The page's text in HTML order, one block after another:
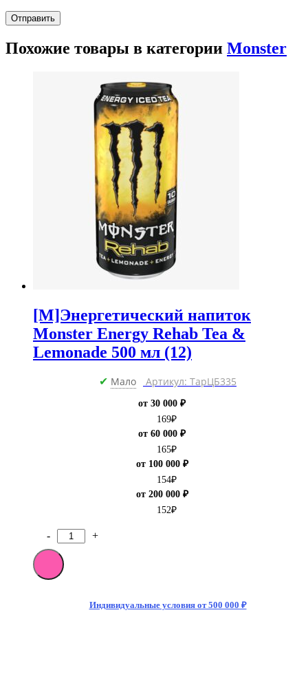
Похожие товары в категории Monster
[M]Энергетический напиток
Monster Energy Rehab Tea &
Lemonade 500 мл (12)
✔ Мало Артикул: ТарЦБ335
от 30 000 ₽
169₽
от 60 000 ₽
165₽
от 100 000 ₽
154₽
от 200 000 ₽
152₽
Количество
товара
[M]Энергетический
напиток
- +
Индивидуальные условия от 500 000 ₽